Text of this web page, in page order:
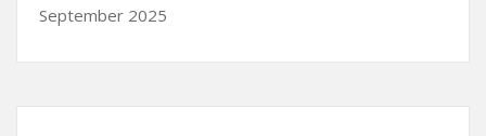
September 2025